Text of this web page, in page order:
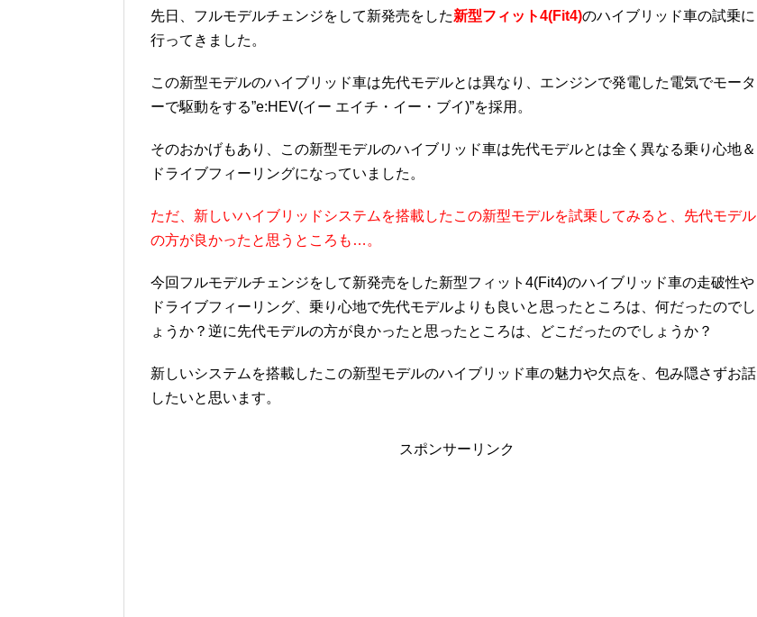
先日、フルモデルチェンジをして新発売をした新型フィット4(Fit4)のハイブリッド車の試乗に
行ってきました。
この新型モデルのハイブリッド車は先代モデルとは異なり、エンジンで発電した電気でモータ
ーで駆動をする”e:HEV(イー エイチ・イー・ブイ)”を採用。
そのおかげもあり、この新型モデルのハイブリッド車は先代モデルとは全く異なる乗り心地＆
ドライブフィーリングになっていました。
ただ、新しいハイブリッドシステムを搭載したこの新型モデルを試乗してみると、先代モデル
の方が良かったと思うところも…。
今回フルモデルチェンジをして新発売をした新型フィット4(Fit4)のハイブリッド車の走破性や
ドライブフィーリング、乗り心地で先代モデルよりも良いと思ったところは、何だったのでし
ょうか？逆に先代モデルの方が良かったと思ったところは、どこだったのでしょうか？
新しいシステムを搭載したこの新型モデルのハイブリッド車の魅力や欠点を、包み隠さずお話
したいと思います。
スポンサーリンク